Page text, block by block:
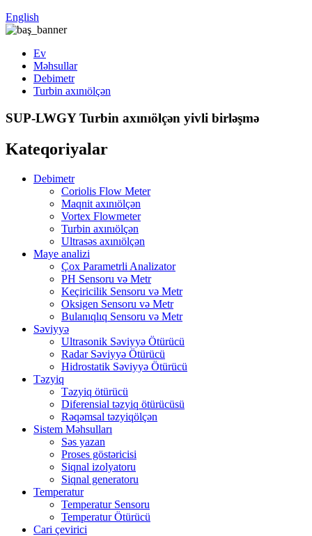
English
Ev
Məhsullar
Debimetr
Turbin axınıölçən
SUP-LWGY Turbin axınıölçən yivli birləşmə
Kateqoriyalar
Debimetr
Coriolis Flow Meter
Maqnit axınıölçən
Vortex Flowmeter
Turbin axınıölçən
Ultrasəs axınıölçən
Maye analizi
Çox Parametrli Analizator
PH Sensoru və Metr
Keçiricilik Sensoru və Metr
Oksigen Sensoru və Metr
Bulanıqlıq Sensoru və Metr
Səviyyə
Ultrasonik Səviyyə Ötürücü
Radar Səviyyə Ötürücü
Hidrostatik Səviyyə Ötürücü
Təzyiq
Təzyiq ötürücü
Diferensial təzyiq ötürücüsü
Rəqəmsal təzyiqölçən
Sistem Məhsulları
Səs yazan
Proses göstəricisi
Siqnal izolyatoru
Siqnal generatoru
Temperatur
Temperatur Sensoru
Temperatur Ötürücü
Cari çevirici